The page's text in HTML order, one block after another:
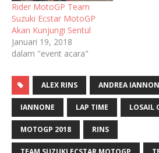
Rider MotoGP Team
Suzuki Ecstar MotoGP
Akan Kunjungi Sentul
Januari 19, 2018
dalam "event acara"
ALEX RINS ANDREA
IANNONE LAP TIME LOSAIL
MOTOGP 2018 RINS